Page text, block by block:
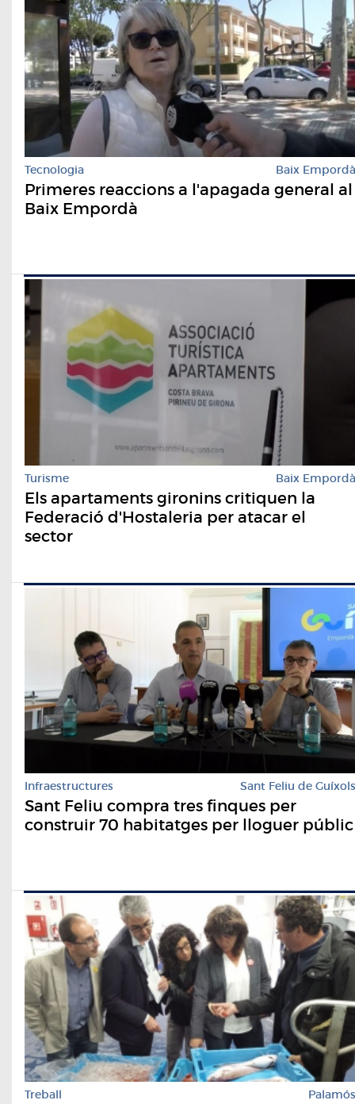
Tecnologia Baix Empordà
Primeres reaccions a l'apagada general al
Baix Empordà
Turisme Baix Empordà
Els apartaments gironins critiquen la
Federació d'Hostaleria per atacar el
sector
Infraestructures Sant Feliu de Guíxols
Sant Feliu compra tres finques per
construir 70 habitatges per lloguer públic
Treball Palamós